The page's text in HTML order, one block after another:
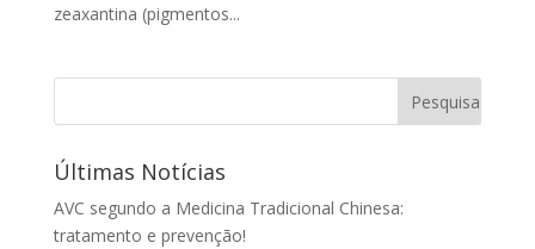
zeaxantina (pigmentos...
Últimas Notícias
AVC segundo a Medicina Tradicional Chinesa:
tratamento e prevenção!